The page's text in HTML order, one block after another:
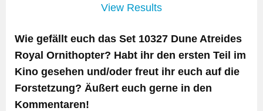
View Results
Wie gefällt euch das Set 10327 Dune Atreides
Royal Ornithopter? Habt ihr den ersten Teil im
Kino gesehen und/oder freut ihr euch auf die
Forstetzung? Äußert euch gerne in den
Kommentaren!